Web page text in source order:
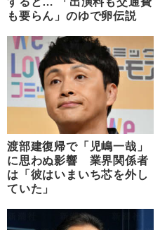
も要らん」のゆで卵伝説
渡部建復帰で「児嶋一哉」
に思わぬ影響 業界関係者
は「彼はいまいち芯を外し
ていた」